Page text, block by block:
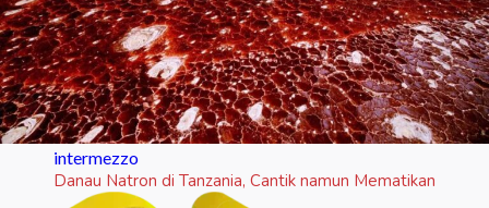
intermezzo
Danau Natron di Tanzania, Cantik namun Mematikan